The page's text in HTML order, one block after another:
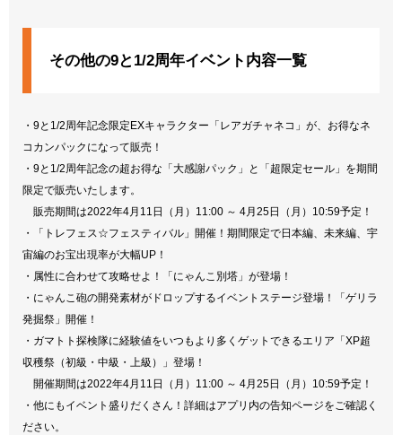
その他の9と1/2周年イベント内容一覧
・9と1/2周年記念限定EXキャラクター「レアガチャネコ」が、お得なネ
コカンパックになって販売！
・9と1/2周年記念の超お得な「大感謝パック」と「超限定セール」を期間
限定で販売いたします。
販売期間は2022年4月11日（月）11:00 ～ 4月25日（月）10:59予定！
・「トレフェス☆フェスティバル」開催！期間限定で日本編、未来編、宇
宙編のお宝出現率が大幅UP！
・属性に合わせて攻略せよ！「にゃんこ別塔」が登場！
・にゃんこ砲の開発素材がドロップするイベントステージ登場！「ゲリラ
発掘祭」開催！
・ガマトト探検隊に経験値をいつもより多くゲットできるエリア「XP超
収穫祭（初級・中級・上級）」登場！
開催期間は2022年4月11日（月）11:00 ～ 4月25日（月）10:59予定！
・他にもイベント盛りだくさん！詳細はアプリ内の告知ページをご確認く
ださい。